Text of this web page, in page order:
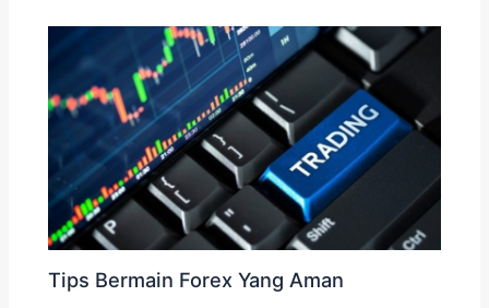
Tips Bermain Forex Yang Aman